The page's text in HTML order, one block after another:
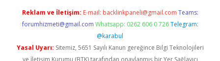
Reklam ve İletişim: E-mail: backlinkpaneli@gmail.com Teams:
forumhizmeti@gmail.com Whatsapp: 0262 606 0 726 Telegram:
@karabul
Yasal Uyarı: Sitemiz, 5651 Sayılı Kanun gereğince Bilgi Teknolojileri
ve İletişim Kurumu (BTK) tarafından onaylanmış bir Yer Sağlayıcı